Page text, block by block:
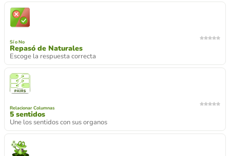
Sí o No
Repasó de Naturales
Escoge la respuesta correcta
Relacionar Columnas
5 sentidos
Une los sentidos con sus organos